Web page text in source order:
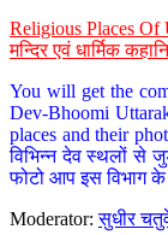
Religious Places Of
मन्दिर एवं धार्मिक
You will get the
Dev-Bhoomi
places and their
विभिन्न देव स्थलों से
फोटो आप इस विभाग
Moderator:सुधीर